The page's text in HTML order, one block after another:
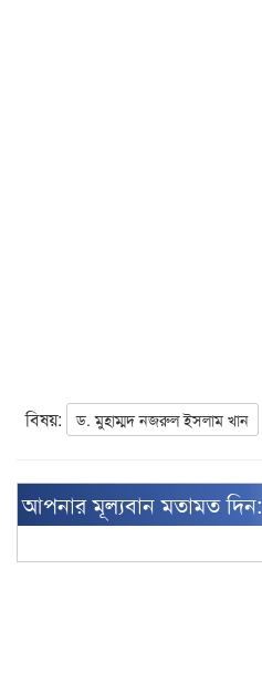
বিষয়: ড. মুহাম্মদ নজরুল ইসলাম খান
আপনার মূল্যবান মতামত দিন: